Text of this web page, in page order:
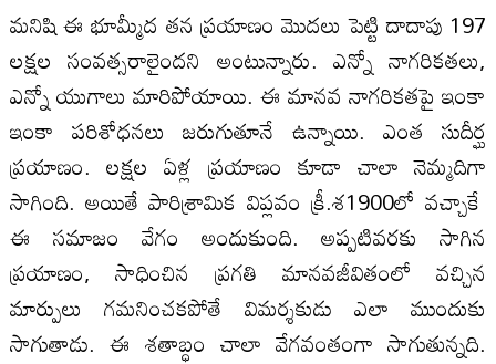
మనిషి ఈ భూమ్మీద తన ప్రయాణం మొదలు పెట్టి దాదాపు 197
లక్షల సంవత్సరాలైందని అంటున్నారు. ఎన్నో నాగరికతలు,
ఎన్నో యుగాలు మారిపోయాయి. ఈ మానవ నాగరికతపై ఇంకా
ఇంకా పరిశోధనలు జరుగుతూనే ఉన్నాయి. ఎంత సుదీర్ఘ
ప్రయాణం. లక్షల ఏళ్ల ప్రయాణం కూడా చాలా నెమ్మదిగా
సాగింది. అయితే పారిశ్రామిక విప్లవం క్రీ.శ1900లో వచ్చాకే
ఈ సమాజం వేగం అందుకుంది. అప్పటివరకు సాగిన
ప్రయాణం, సాధించిన ప్రగతి మానవజీవితంలో వచ్చిన
మార్పులు గమనించకపోతే విమర్శకుడు ఎలా ముందుకు
సాగుతాడు. ఈ శతాబ్ధం చాలా వేగవంతంగా సాగుతున్నది.